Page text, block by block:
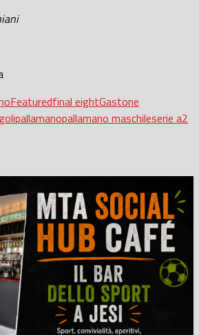
Featuredfinal eightGastone
pallamanopallamano maschileserie a2